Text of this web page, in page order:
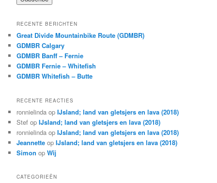
RECENTE BERICHTEN
Great Divide Mountainbike Route (GDMBR)
GDMBR Calgary
GDMBR Banff – Fernie
GDMBR Fernie – Whitefish
GDMBR Whitefish – Butte
RECENTE REACTIES
ronnielinda opIJsland; land van gletsjers en lava (2018)
Stef opIJsland; land van gletsjers en lava (2018)
ronnielinda opIJsland; land van gletsjers en lava (2018)
Jeannette opIJsland; land van gletsjers en lava (2018)
Simon opWij
CATEGORIEËN